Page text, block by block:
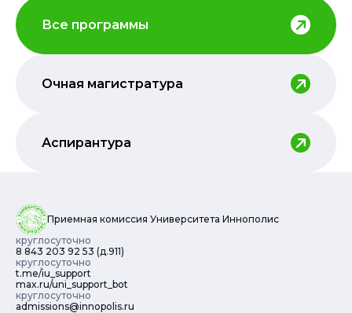
Все программы
Очная магистратура
Аспирантура
Приемная комиссия Университета Иннополис
круглосуточно
8 843 203 92 53 (д.911)
круглосуточно
t.me/iu_support
max.ru/uni_support_bot
круглосуточно
admissions@innopolis.ru